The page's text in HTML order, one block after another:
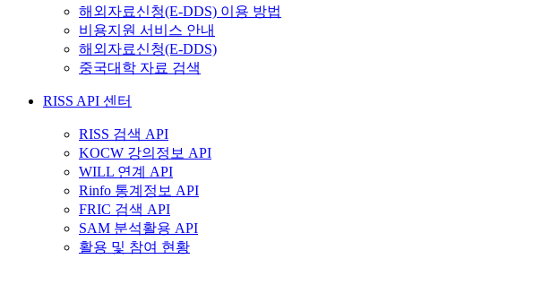
해외자료신청(E-DDS) 이용 방법
비용지원 서비스 안내
해외자료신청(E-DDS)
중국대학 자료 검색
RISS API 센터
RISS 검색 API
KOCW 강의정보 API
WILL 연계 API
Rinfo 통계정보 API
FRIC 검색 API
SAM 분석활용 API
활용 및 참여 현황